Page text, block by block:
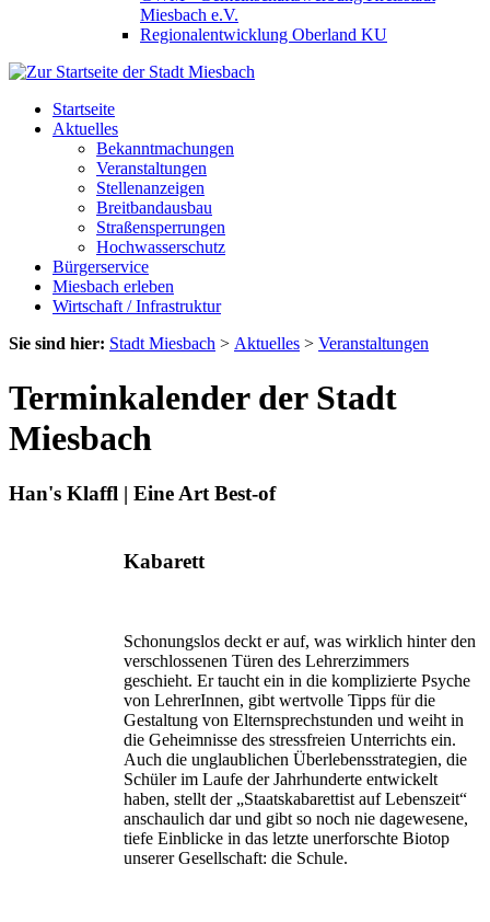
Miesbach e.V.
Regionalentwicklung Oberland KU
Startseite
Aktuelles
Bekanntmachungen
Veranstaltungen
Stellenanzeigen
Breitbandausbau
Straßensperrungen
Hochwasserschutz
Bürgerservice
Miesbach erleben
Wirtschaft / Infrastruktur
Sie sind hier: Stadt Miesbach > Aktuelles > Veranstaltungen
Terminkalender der Stadt
Miesbach
Han's Klaffl | Eine Art Best-of
Kabarett
Schonungslos deckt er auf, was wirklich hinter den
verschlossenen Türen des Lehrerzimmers
geschieht. Er taucht ein in die komplizierte Psyche
von LehrerInnen, gibt wertvolle Tipps für die
Gestaltung von Elternsprech­stunden und weiht in
die Geheimnisse des stressfreien Unterrichts ein.
Auch die unglaublichen Überlebensstra­tegien, die
Schüler im Laufe der Jahrhunderte entwickelt
haben, stellt der „Staatskabarettist auf Lebenszeit“
anschaulich dar und gibt so noch nie dagewesene,
tiefe Einblicke in das letzte unerforschte Biotop
unserer Gesell­schaft: die Schule.